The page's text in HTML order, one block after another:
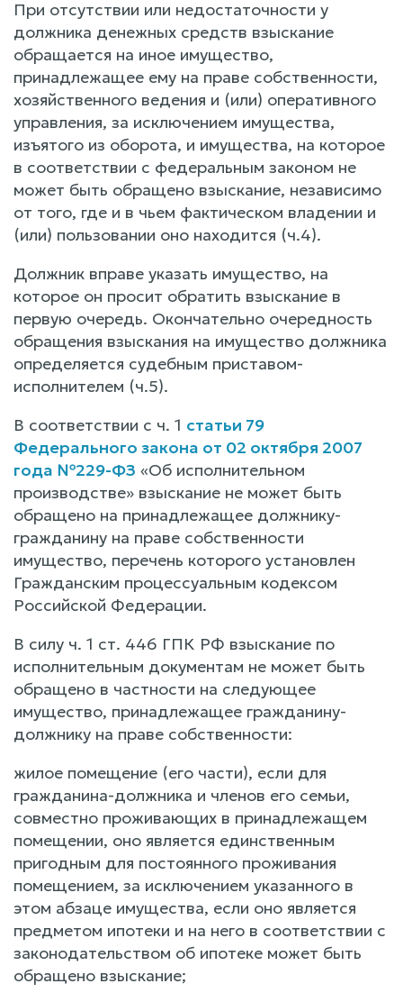
При отсутствии или недостаточности у
должника денежных средств взыскание
обращается на иное имущество,
принадлежащее ему на праве собственности,
хозяйственного ведения и (или) оперативного
управления, за исключением имущества,
изъятого из оборота, и имущества, на которое
в соответствии с федеральным законом не
может быть обращено взыскание, независимо
от того, где и в чьем фактическом владении и
(или) пользовании оно находится (ч.4).
Должник вправе указать имущество, на
которое он просит обратить взыскание в
первую очередь. Окончательно очередность
обращения взыскания на имущество должника
определяется судебным приставом-
исполнителем (ч.5).
В соответствии с ч. 1 статьи 79
Федерального закона от 02 октября 2007
года №229-ФЗ «Об исполнительном
производстве» взыскание не может быть
обращено на принадлежащее должнику-
гражданину на праве собственности
имущество, перечень которого установлен
Гражданским процессуальным кодексом
Российской Федерации.
В силу ч. 1 ст. 446 ГПК РФ взыскание по
исполнительным документам не может быть
обращено в частности на следующее
имущество, принадлежащее гражданину-
должнику на праве собственности:
жилое помещение (его части), если для
гражданина-должника и членов его семьи,
совместно проживающих в принадлежащем
помещении, оно является единственным
пригодным для постоянного проживания
помещением, за исключением указанного в
этом абзаце имущества, если оно является
предметом ипотеки и на него в соответствии с
законодательством об ипотеке может быть
обращено взыскание;